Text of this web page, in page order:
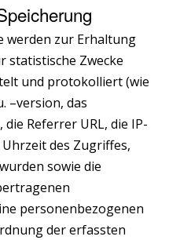
werden zur Erhaltung
statistische Zwecke
und protokolliert (wie
–version, das
Referrer URL, die IP-
des Zugriffes,
sowie die
personenbezogenen
der erfassten